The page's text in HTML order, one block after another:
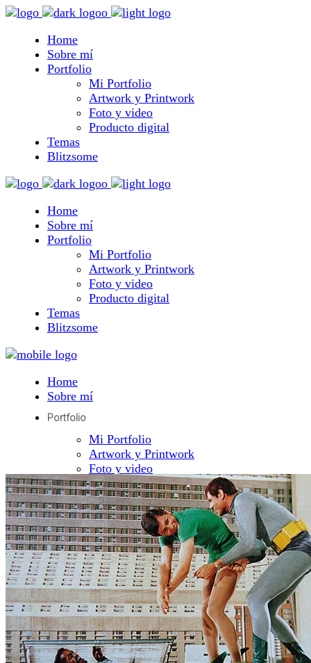
Home
Sobre mí
Portfolio
Mi Portfolio
Artwork y Printwork
Foto y video
Producto digital
Temas
Blitzsome
Home
Sobre mí
Portfolio
Mi Portfolio
Artwork y Printwork
Foto y video
Producto digital
Temas
Blitzsome
Home
Sobre mí
Portfolio
Mi Portfolio
Artwork y Printwork
Foto y video
Producto digital
Temas
Blitzsome